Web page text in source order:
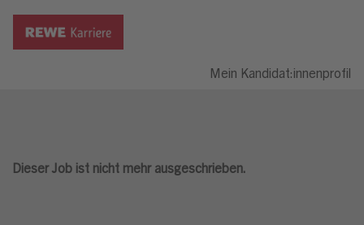
Mein Kandidat:innenprofil
Dieser Job ist nicht mehr ausgeschrieben.